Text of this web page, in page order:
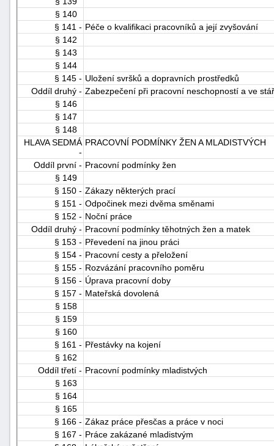
§ 140
§ 141 - Péče o kvalifikaci pracovníků a její zvyšování
§ 142
§ 143
§ 144
§ 145 - Uložení svršků a dopravních prostředků
Oddíl druhý - Zabezpečení při pracovní neschopností a ve
§ 146
§ 147
§ 148
HLAVA SEDMÁ
-
PRACOVNÍ PODMÍNKY ŽEN A MLADISTVÝCH
Oddíl první - Pracovní podmínky žen
§ 149
§ 150 - Zákazy některých prací
§ 151 - Odpočinek mezi dvěma směnami
§ 152 - Noční práce
Oddíl druhý - Pracovní podmínky těhotných žen a matek
§ 153 - Převedení na jinou práci
§ 154 - Pracovní cesty a přeložení
§ 155 - Rozvázání pracovního poměru
§ 156 - Úprava pracovní doby
§ 157 - Mateřská dovolená
§ 158
§ 159
§ 160
§ 161 - Přestávky na kojení
§ 162
Oddíl třetí - Pracovní podmínky mladistvých
§ 163
§ 164
§ 165
§ 166 - Zákaz práce přesčas a práce v noci
§ 167 - Práce zakázané mladistvým